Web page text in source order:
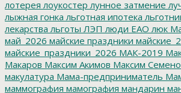
лотерея лоукостер лунное затмение
лыжная гонка льготная ипотека
лекарства льготы ЛЭП люди ЕАО люк
май_2026 майские праздники
майские_праздники_2026 МАК-2019
Макаров Максим Акимов Максим
макулатура Мама-предприниматель
маммография мамография мандарин